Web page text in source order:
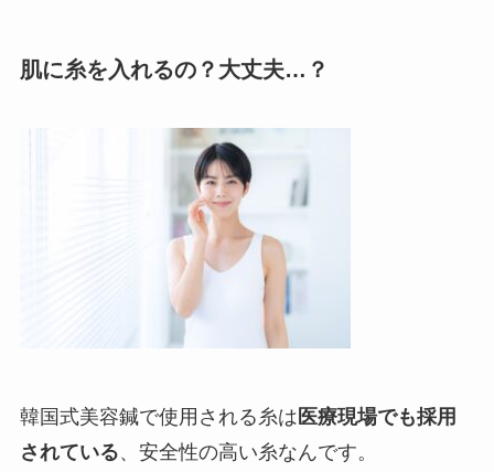
肌に糸を入れるの？大丈夫…？
韓国式美容鍼で使用される糸は 医療現場でも採用
されている、安全性の高い糸なんです。